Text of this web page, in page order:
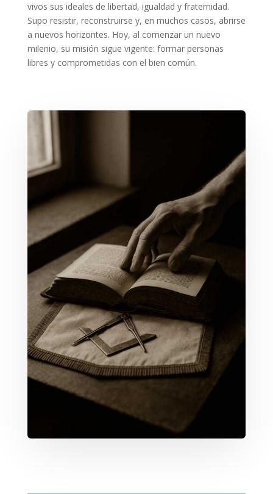
vivos sus ideales de libertad, igualdad y fraternidad.
Supo resistir, reconstruirse y, en muchos casos, abrirse
a nuevos horizontes. Hoy, al comenzar un nuevo
milenio, su misión sigue vigente: formar personas
libres y comprometidas con el bien común.